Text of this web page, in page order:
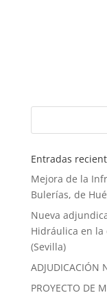
Entradas
Mejora de la
Bulerías, de
Nueva
Hidráulica en la
(Sevilla)
ADJUDICACIÓN
PROYECTO DE